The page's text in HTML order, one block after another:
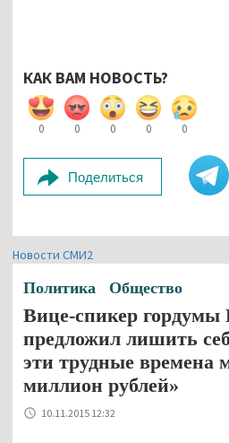
КАК ВАМ НОВОСТЬ?
0 0 0 0 0
Поделиться
Новости СМИ2
Политика Общество
Вице-спикер гордумы
предложил лишить
эти трудные времена
миллион рублей»
10.11.2015 12:32